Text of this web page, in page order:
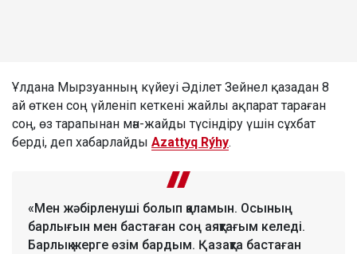
Ұлдана Мырзуанның күйеуі Әділет Зейнел қазадан 8
ай өткен соң үйленіп кеткені жайлы ақпарат тараған
соң, өз тарапынан мән-жайды түсіндіру үшін сұхбат
берді, деп хабарлайды Azattyq Rýhy.
«Мен жәбірленуші болып қаламын. Осының
барлығын мен бастаған соң аяқтағым келеді.
Барлық жерге өзім бардым. Қазақта бастаған